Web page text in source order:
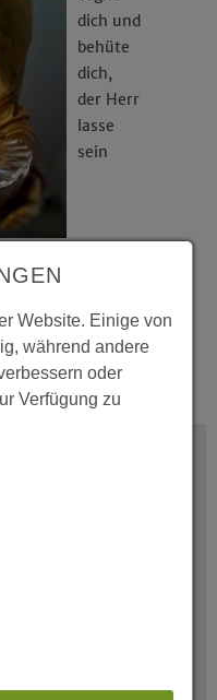
dich und
behüte
dich,
der Herr
lasse
sein
gnädig,
und gebe dir
Website. Einige von
während andere
oder
Verfügung zu